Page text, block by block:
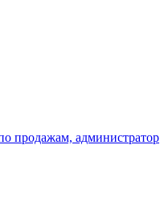
продажам, администратор